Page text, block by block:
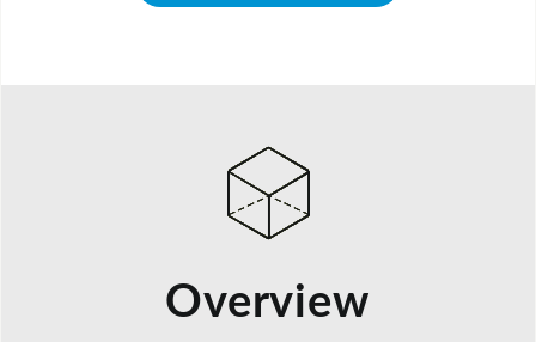
Overview